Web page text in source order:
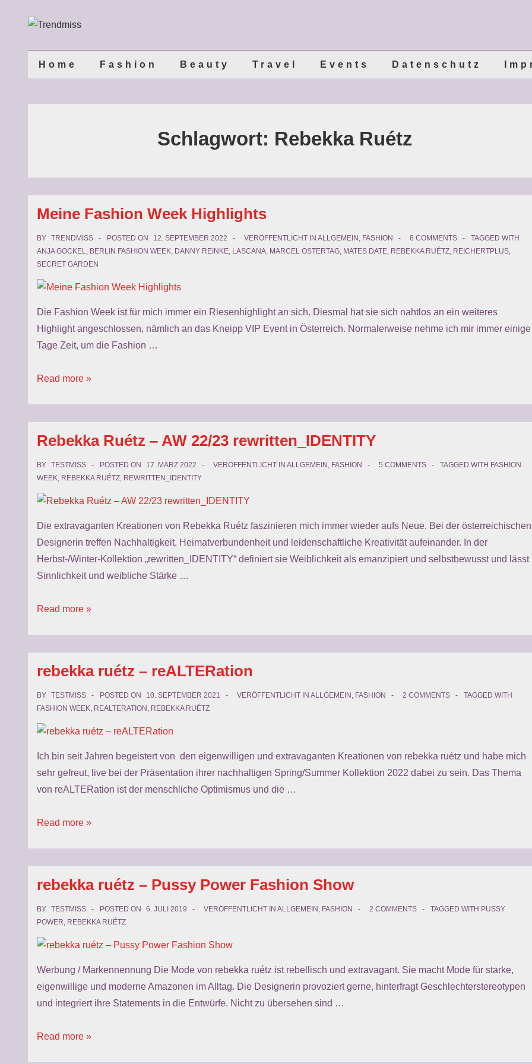
Home Fashion Beauty Travel Events Datenschutz
Schlagwort: Rebekka Ruétz
Meine Fashion Week Highlights
BY TRENDMISS POSTED ON 12. SEPTEMBER 2022 VERÖFFENTLICHT IN ALLGEMEIN , FASHION 8 COMMENTS
TAGGED WITH
ANJA GOCKEL, BERLIN FASHION WEEK, DANNY REINKE, LASCANA, MARCEL OSTERTAG, MATES DATE, REBEKKA RUÉTZ, REICHERTPLUS,
SECRET GARDEN
Die Fashion Week ist für mich immer ein Riesenhighlight an sich. Diesmal hat sie sich nahtlos an ein weiteres
Highlight angeschlossen, nämlich an das Kneipp VIP Event in Österreich. Normalerweise nehme ich mir immer einige
Tage Zeit, um die Fashion …
Meine
Read more »
Rebekka Ruétz – AW 22/23 rewritten_IDENTITY
BY TESTMISS POSTED ON 17. MÄRZ 2022 VERÖFFENTLICHT IN ALLGEMEIN , FASHION 5 COMMENTS TAGGED WITH FASHION
WEEK, REBEKKA RUÉTZ, REWRITTEN_IDENTITY
Die extravaganten Kreationen von Rebekka Ruétz faszinieren mich immer wieder aufs Neue. Bei der österreichischen
Designerin treffen Nachhaltigkeit, Heimatverbundenheit und leidenschaftliche Kreativität aufeinander. In der
Herbst-/Winter-Kollektion „rewritten_IDENTITY“ definiert sie Weiblichkeit als emanzipiert und selbstbewusst und lässt
Sinnlichkeit und weibliche Stärke …
Rebekka
22/23
rewritten_IDENTITY
Read more »
rebekka ruétz – reALTERation
BY TESTMISS POSTED ON 10. SEPTEMBER 2021 VERÖFFENTLICHT IN ALLGEMEIN , FASHION 2 COMMENTS
TAGGED WITH
FASHION WEEK, REALTERATION , REBEKKA RUÉTZ
Ich bin seit Jahren begeistert von den eigenwilligen und extravaganten Kreationen von rebekka ruétz und habe mich
sehr gefreut, live bei der Präsentation ihrer nachhaltigen Spring/Summer Kollektion 2022 dabei zu sein. Das Thema
von reALTERation ist der menschliche Optimismus und die …
rebekka
Read more »
rebekka ruétz – Pussy Power Fashion Show
BY TESTMISS POSTED ON 6. JULI 2019 VERÖFFENTLICHT IN ALLGEMEIN , FASHION 2 COMMENTS TAGGED WITH PUSSY
POWER, REBEKKA RUÉTZ
Werbung / Markennennung Die Mode von rebekka ruétz ist rebellisch und extravagant. Sie macht Mode für starke,
eigenwillige und moderne Amazonen im Alltag. Die Designerin provoziert gerne, hinterfragt Geschlechterstereotypen
und integriert ihre Statements in die Entwürfe. Nicht zu übersehen sind …
rebekka
Read more »